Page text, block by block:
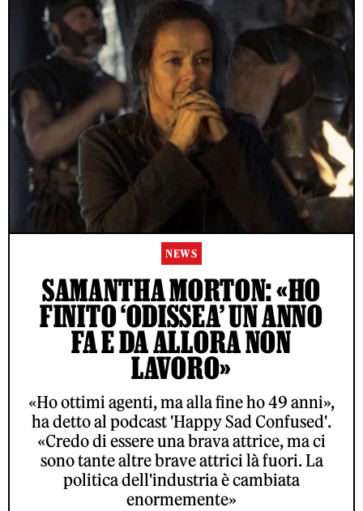
NEWS
SAMANTHA MORTON: «HO
FINITO ‘ODISSEA’ UN ANNO
FA E DA ALLORA NON
LAVORO»
«Ho ottimi agenti, ma alla fine ho 49 anni»,
ha detto al podcast 'Happy Sad Confused'.
«Credo di essere una brava attrice, ma ci
sono tante altre brave attrici là fuori. La
politica dell'industria è cambiata
enormemente»